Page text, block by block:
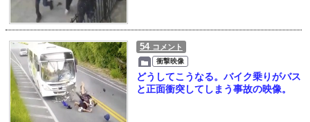
54 コメント
衝撃映像
どうしてこうなる。バイク乗りがバス
と正面衝突してしまう事故の映像。